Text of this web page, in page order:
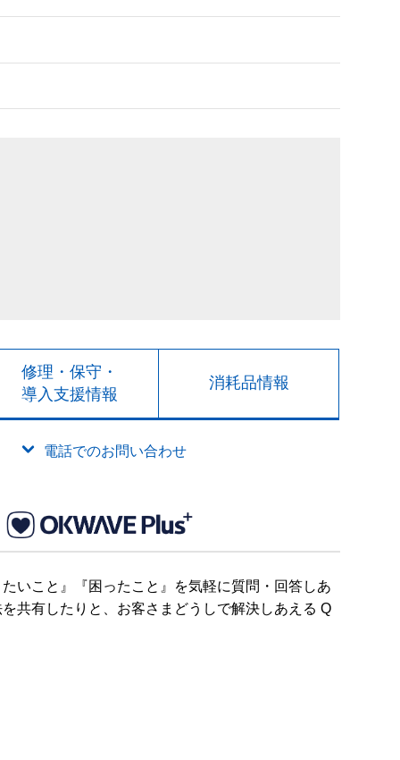
修理・保守・
導入支援情報
消耗品情報
電話でのお問い合わせ
いこと』『困ったこと』を気軽に質問・回答しあ
共有したりと、お客さまどうしで解決しあえる Q